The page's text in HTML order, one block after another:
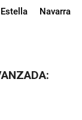
Navarra